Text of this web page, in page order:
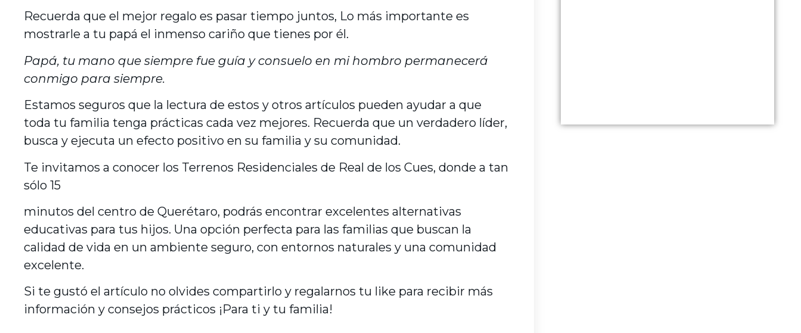
Recuerda que el mejor regalo es pasar tiempo juntos, Lo más importante es
mostrarle a tu papá el inmenso cariño que tienes por él.
Papá, tu mano que siempre fue guía y consuelo en mi hombro permanecerá
conmigo para siempre.
Estamos seguros que la lectura de estos y otros artículos pueden ayudar a que
toda tu familia tenga prácticas cada vez mejores. Recuerda que un verdadero líder,
busca y ejecuta un efecto positivo en su familia y su comunidad.
Te invitamos a conocer los Terrenos Residenciales de Real de los Cues, donde a tan
sólo 15
minutos del centro de Querétaro, podrás encontrar excelentes alternativas
educativas para tus hijos. Una opción perfecta para las familias que buscan la
calidad de vida en un ambiente seguro, con entornos naturales y una comunidad
excelente.
Si te gustó el artículo no olvides compartirlo y regalarnos tu like para recibir más
información y consejos prácticos ¡Para ti y tu familia!